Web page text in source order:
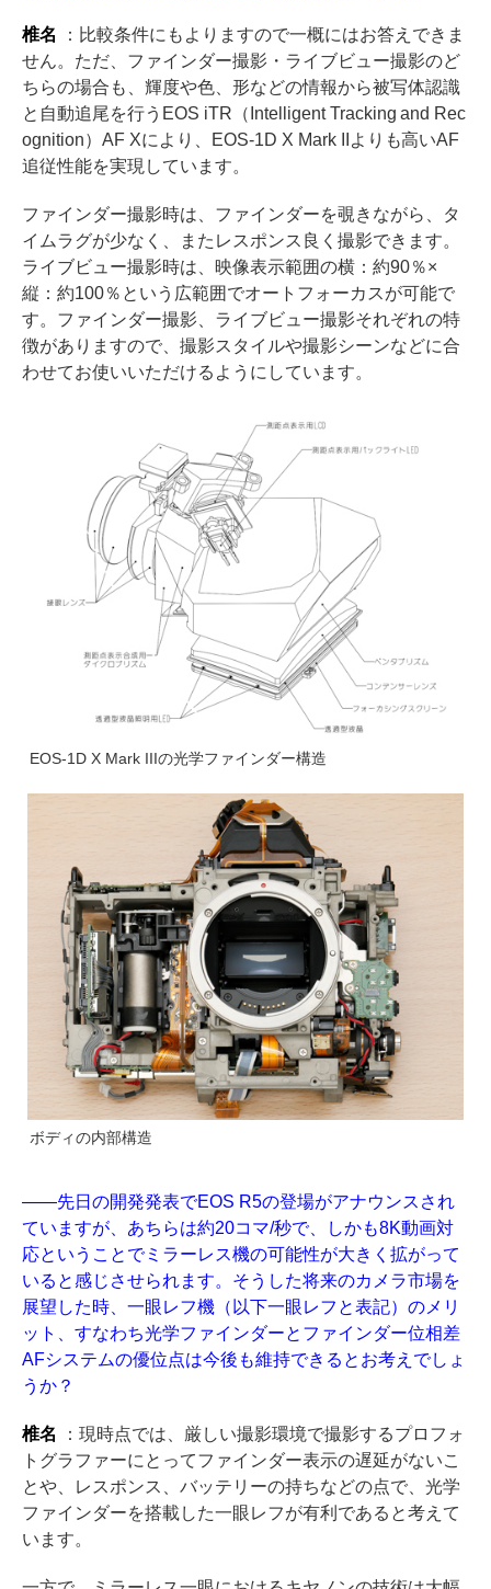
椎名
：比較条件にもよりますので一概にはお答えできま
せん。ただ、ファインダー撮影・ライブビュー撮影のど
ちらの場合も、輝度や色、形などの情報から被写体認識
と自動追尾を行うEOS iTR（Intelligent Tracking and Rec
ognition）AF Xにより、EOS-1D X Mark IIよりも高いAF
追従性能を実現しています。
ファインダー撮影時は、ファインダーを覗きながら、タ
イムラグが少なく、またレスポンス良く撮影できます。
ライブビュー撮影時は、映像表示範囲の横：約90％×
縦：約100％という広範囲でオートフォーカスが可能で
す。ファインダー撮影、ライブビュー撮影それぞれの特
徴がありますので、撮影スタイルや撮影シーンなどに合
わせてお使いいただけるようにしています。
EOS-1D X Mark IIIの光学ファインダー構造
ボディの内部構造
――先日の開発発表でEOS R5の登場がアナウンスされ
ていますが、あちらは約20コマ/秒で、しかも8K動画対
応ということでミラーレス機の可能性が大きく拡がって
いると感じさせられます。そうした将来のカメラ市場を
展望した時、一眼レフ機（以下一眼レフと表記）のメリ
ット、すなわち光学ファインダーとファインダー位相差
AFシステムの優位点は今後も維持できるとお考えでしょ
うか？
椎名
：現時点では、厳しい撮影環境で撮影するプロフォ
トグラファーにとってファインダー表示の遅延がないこ
とや、レスポンス、バッテリーの持ちなどの点で、光学
ファインダーを搭載した一眼レフが有利であると考えて
います。